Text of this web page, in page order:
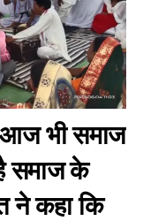
आज भी समाज
समाज के
ने कहा कि